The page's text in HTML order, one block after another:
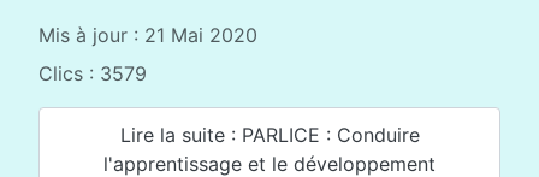
Mis à jour : 21 Mai 2020
Clics : 3579
Lire la suite : PARLICE : Conduire
l'apprentissage et le développement